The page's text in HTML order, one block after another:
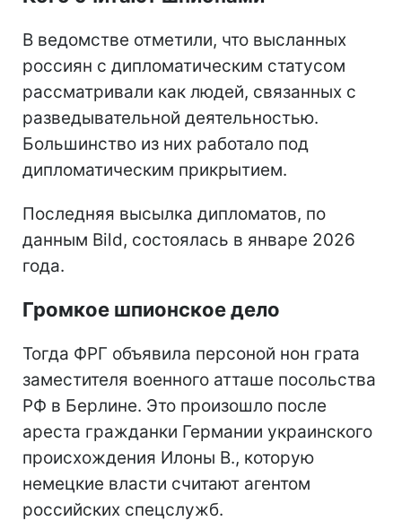
В ведомстве отметили, что высланных
россиян с дипломатическим статусом
рассматривали как людей, связанных с
разведывательной деятельностью.
Большинство из них работало под
дипломатическим прикрытием.
Последняя высылка дипломатов, по
данным Bild, состоялась в январе 2026
года.
Громкое шпионское дело
Тогда ФРГ объявила персоной нон грата
заместителя военного атташе посольства
РФ в Берлине. Это произошло после
ареста гражданки Германии украинского
происхождения Илоны В., которую
немецкие власти считают агентом
российских спецслужб.